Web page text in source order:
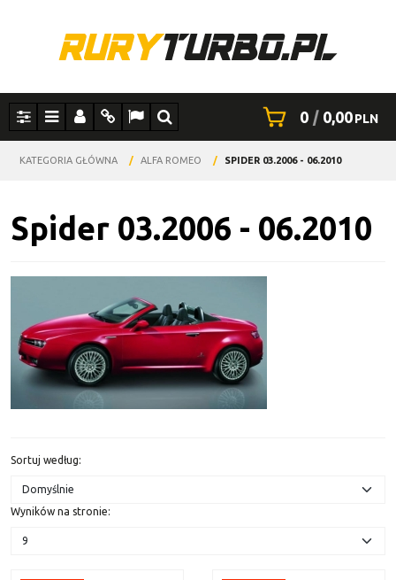
PanelMenuPanelInfoLangSzukaj
0 | 0,00PLN
KATEGORIA GŁÓWNA / ALFA ROMEO / SPIDER 03.2006 - 06.2010
Spider 03.2006 - 06.2010
Sortuj według:
Wyników na stronie: